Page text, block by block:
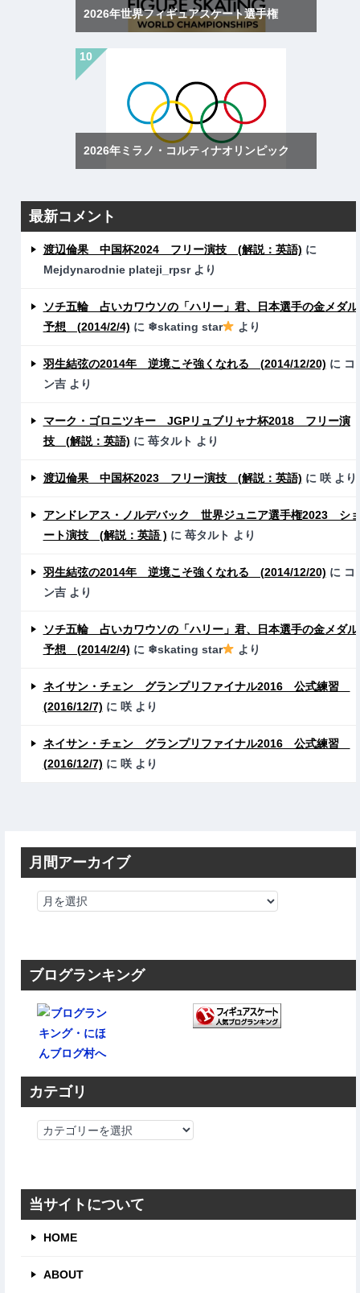
2026年世界フィギュアスケート選手権
2026年ミラノ・コルティナオリンピック
最新コメント
渡辺倫果 中国杯2024 フリー演技 (解説：英語) に
Mejdynarodnie plateji_rpsrより
ソチ五輪 占いカワウソの「ハリー」君、日本選手の金メダル
予想 (2014/2/4) に ❄skating star より
羽生結弦の2014年 逆境こそ強くなれる (2014/12/20) に コ
ン吉より
マーク・ゴロニツキー JGPリュブリャナ杯2018 フリー演
技 (解説：英語) に 苺タルト より
渡辺倫果 中国杯2023 フリー演技 (解説：英語) に 咲より
アンドレアス・ノルデバック 世界ジュニア選手権2023 シ
ート演技 (解説：英語 ) に 苺タルト より
羽生結弦の2014年 逆境こそ強くなれる (2014/12/20) に コ
ン吉より
ソチ五輪 占いカワウソの「ハリー」君、日本選手の金メダル
予想 (2014/2/4) に ❄skating star より
ネイサン・チェン グランプリファイナル2016 公式練習
(2016/12/7) に 咲より
ネイサン・チェン グランプリファイナル2016 公式練習
(2016/12/7) に 咲より
月間アーカイブ
ブログランキング
カテゴリ
カ
リ
当サイトについて
HOME
ABOUT